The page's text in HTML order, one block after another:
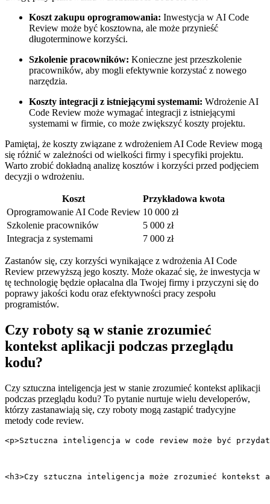
Koszt zakupu oprogramowania: Inwestycja w AI Code
Review może być kosztowna, ale może przynieść
długoterminowe korzyści.
Szkolenie ‍pracowników: Konieczne ⁤jest⁤ przeszkolenie
pracowników, aby mogli efektywnie korzystać ⁣z nowego
narzędzia.
Koszty⁢ integracji‍ z istniejącymi systemami: Wdrożenie⁣ AI
Code Review może wymagać integracji z istniejącymi
systemami⁢ w firmie, co może zwiększyć koszty projektu.
Pamiętaj, że koszty związane z wdrożeniem ⁣AI Code⁤ Review mogą
się różnić w zależności od wielkości firmy i specyfiki projektu.
Warto zrobić dokładną analizę ⁤kosztów i korzyści przed podjęciem
decyzji o wdrożeniu.
Koszt
Przykładowa kwota
Oprogramowanie AI Code Review 10 000 zł
Szkolenie ⁢pracowników
5 000 zł
Integracja z systemami
7 000⁤ zł
Zastanów się, czy korzyści wynikające z wdrożenia AI Code
Review⁢ przewyższą jego koszty. Może okazać się, że inwestycja w
tę technologię będzie opłacalna⁤ dla Twojej firmy i przyczyni się do
poprawy jakości kodu oraz efektywności pracy zespołu
programistów.
Czy roboty są⁤ w stanie ‍zrozumieć
kontekst aplikacji podczas przeglądu
kodu?
Czy ⁣sztuczna inteligencja jest w ​stanie zrozumieć kontekst aplikacji
podczas przeglądu kodu?⁢ To pytanie nurtuje wielu developerów,
którzy zastanawiają ‍się, czy roboty mogą zastąpić tradycyjne
metody code ⁢review.
<p>Sztuczna inteligencja w code review może być
<h3>Czy sztuczna inteligencja może zrozumieć kontekst